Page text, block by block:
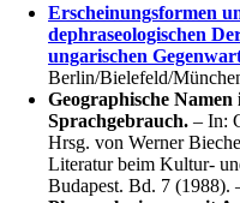
Erscheinungsformen
dephraseologischen
ungarischen
Berlin/Bielefeld/
Geographische Namen
Sprachgebrauch. – In:
Hrsg. von Werner
Literatur beim Kultur-
Budapest. Bd. 7 (1988).